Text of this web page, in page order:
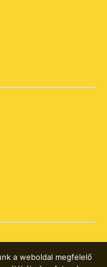
a weboldal megfelelő